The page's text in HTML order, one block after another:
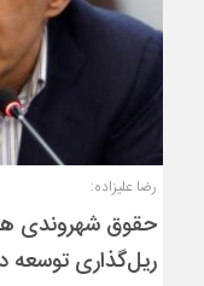
رضا علیزاده:
حقوق شهروندی
ریل‌گذاری‌ توسعه